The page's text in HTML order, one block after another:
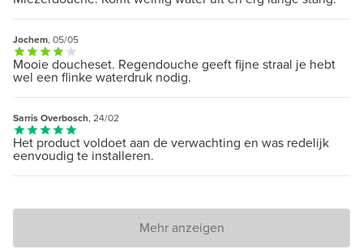
Jochem, 05/05
Mooie doucheset. Regendouche geeft fijne straal je hebt
wel een flinke waterdruk nodig.
Sarris Overbosch, 24/02
Het product voldoet aan de verwachting en was redelijk
eenvoudig te installeren.
Mehr anzeigen